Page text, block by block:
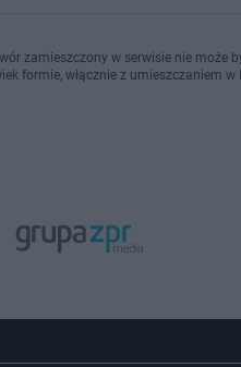
zamieszczony w serwisie nie może
formie, włącznie z umieszczaniem